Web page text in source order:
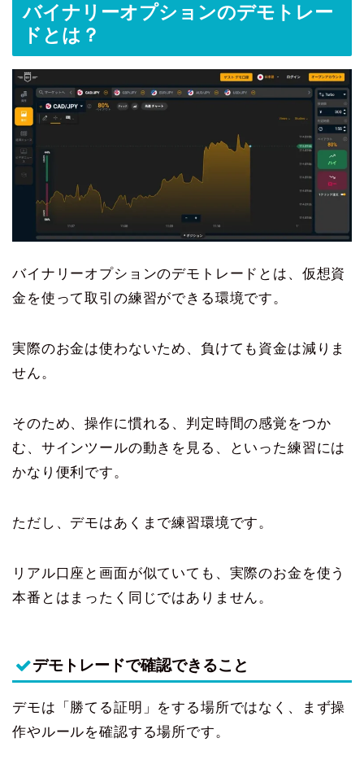
バイナリーオプションのデモトレー
ドとは？
バイナリーオプションのデモトレードとは、仮想資
金を使って取引の練習ができる環境です。
実際のお金は使わないため、負けても資金は減りま
せん。
そのため、操作に慣れる、判定時間の感覚をつか
む、サインツールの動きを見る、といった練習には
かなり便利です。
ただし、デモはあくまで練習環境です。
リアル口座と画面が似ていても、実際のお金を使う
本番とはまったく同じではありません。
デモトレードで確認できること
デモは「勝てる証明」をする場所ではなく、まず操
作やルールを確認する場所です。